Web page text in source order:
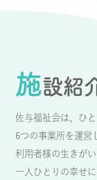
施設紹
佐与福祉会は、ひ
6つの事業所を運営
利用者様の生きが
一人ひとりの幸せ